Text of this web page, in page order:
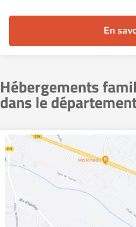
En
Hébergements
dans le